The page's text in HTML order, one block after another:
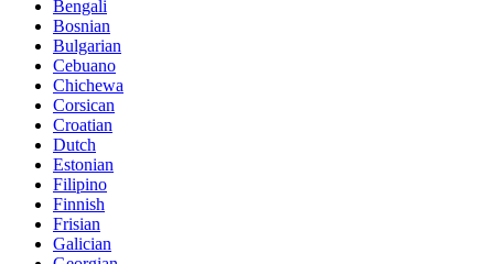
Bengali
Bosnian
Bulgarian
Cebuano
Chichewa
Corsican
Croatian
Dutch
Estonian
Filipino
Finnish
Frisian
Galician